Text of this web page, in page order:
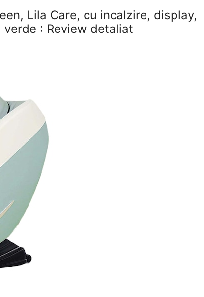
Lila Care, cu incalzire, display,
: Review detaliat